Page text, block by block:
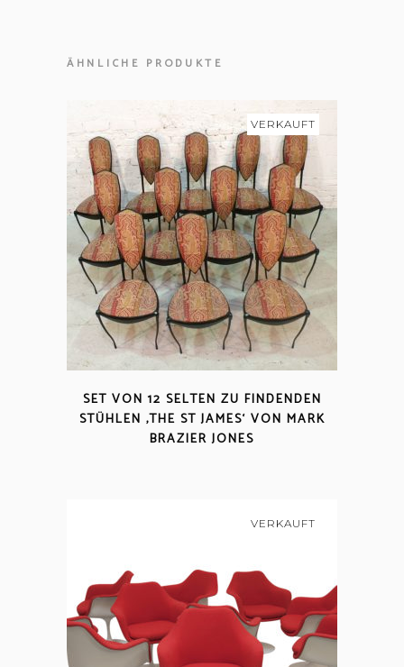
ÄHNLICHE PRODUKTE
VERKAUFT
SET VON 12 SELTEN ZU FINDENDEN
STÜHLEN ‚THE ST JAMES‘ VON MARK
BRAZIER JONES
VERKAUFT